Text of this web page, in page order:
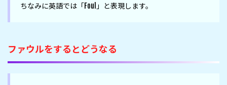
ちなみに英語では「Foul」と表現します。
ファウルをするとどうなる